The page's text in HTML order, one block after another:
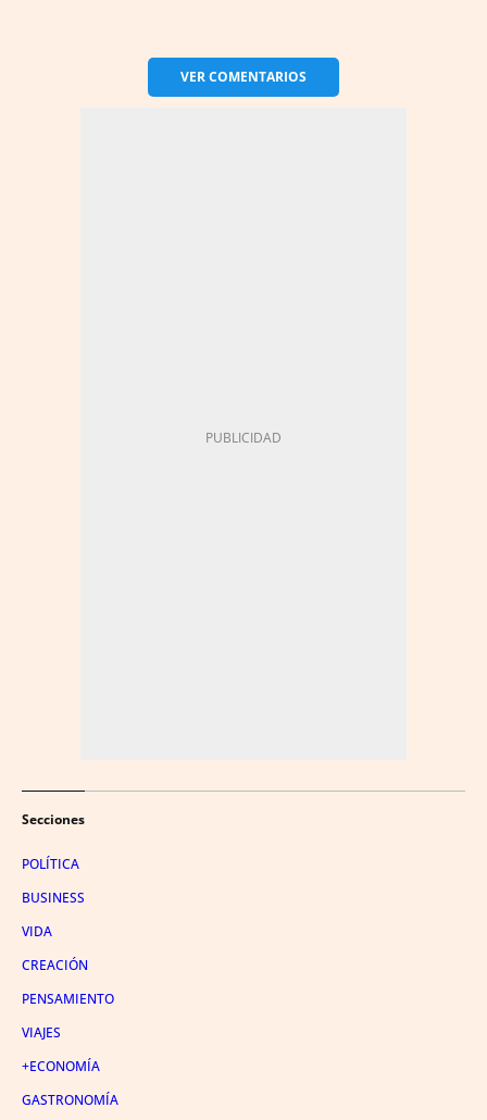
VERCOMENTARIOS
Secciones
POLÍTICA
BUSINESS
VIDA
CREACIÓN
PENSAMIENTO
VIAJES
+ECONOMÍA
GASTRONOMÍA